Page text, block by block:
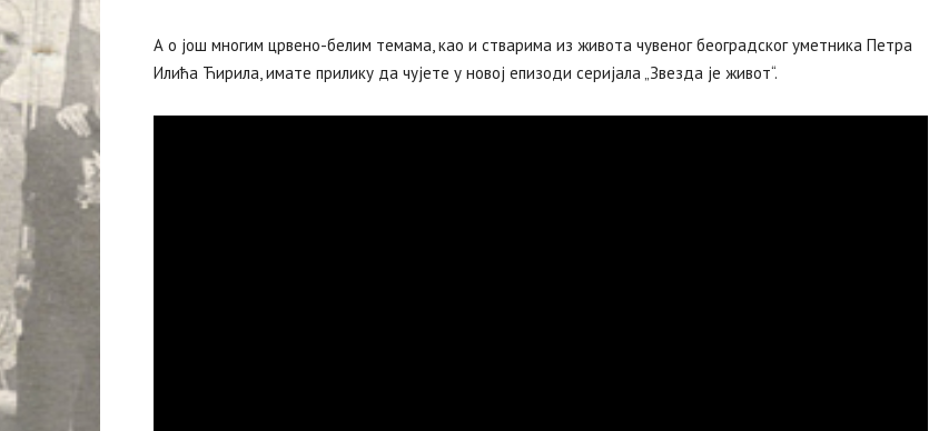
А о још многим црвено-белим темама, као и стварима из живота чувеног београдског уметника Петра
Илића Ћирила, имате прилику да чујете у новој епизоди серијала „Звезда је живот“.